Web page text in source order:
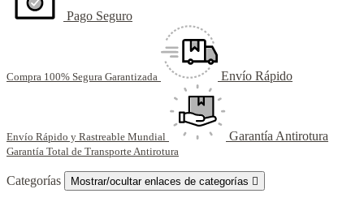
Pago Seguro
Compra 100% Segura Garantizada Envío Rápido
Envío Rápido y Rastreable Mundial Garantía Antirotura
Garantía Total de Transporte Antirotura
Categorías Mostrar/ocultar enlaces de categorías 